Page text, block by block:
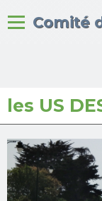
Comité
Accueil
les US